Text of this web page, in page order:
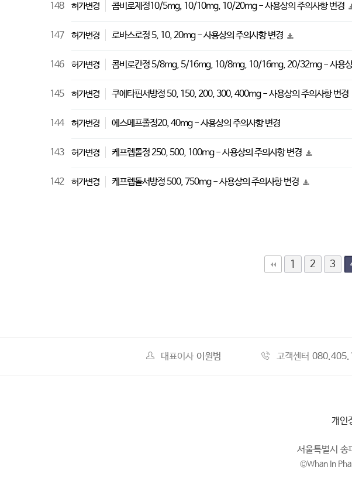
148 허가변경 콤비로제정10/5mg, 10/10mg, 10/20mg - 사용상의 주의사항 변경
147 허가변경 로바스로정 5, 10, 20mg - 사용상의 주의사항 변경
146 허가변경 콤비로칸정 5/8mg, 5/16mg, 10/8mg, 10/16mg, 20/32mg - 사용상
145 허가변경 쿠에타핀서방정 50, 150, 200, 300, 400mg - 사용상의 주의사항 변경
144 허가변경 에스메프졸정20, 40mg - 사용상의 주의사항 변경
143 허가변경 케프렙톨정 250, 500, 100mg - 사용상의 주의사항 변경
142 허가변경 케프렙톨서방정 500, 750mg - 사용상의 주의사항 변경
1 2 3
대표이사 이원범 고객센터
개인
서울특별시
©Whan In